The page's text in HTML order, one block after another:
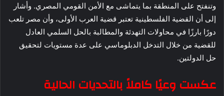
وتنفتح على المنطقة بما يتماشى مع الأمن القومي المصري. وأشار
إلى أن القضية الفلسطينية تعتبر قضية العرب الأولى، وأن مصر تلعب
دورًا بارزًا في محاولات التهدئة والمطالبة بالحل السلمي العادل
للقضية من خلال التدخل الدبلوماسي على عدة مستويات لتحقيق
حل الدولتين.
عكست وعيًا كاملاً بالتحديات الحالية